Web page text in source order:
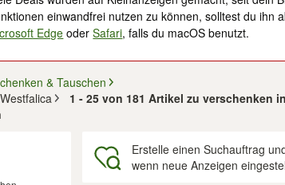
einwandfrei nutzen zu können, solltest du ihn
Edge oderSafari, falls du macOS benutzt.
& Tauschen
1 - 25 von 181 Artikel zu verschenken
Erstelle einen Suchauftrag
wenn neue Anzeigen